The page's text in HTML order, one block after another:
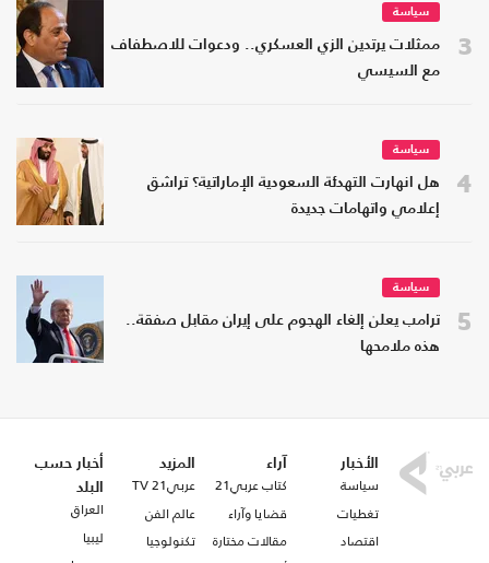
3
سياسة
ممثلات يرتدين الزي العسكري.. ودعوات للاصطفاف
مع السيسي
4
سياسة
هل انهارت التهدئة السعودية الإماراتية؟ تراشق
إعلامي واتهامات جديدة
5
سياسة
ترامب يعلن إلغاء الهجوم على إيران مقابل صفقة..
هذه ملامحها
الأخبار
سياسة
تغطيات
اقتصاد
آراء
كتاب عربي21
قضايا وآراء
مقالات مختارة
المزيد
عربي21 TV
عالم الفن
تكنولوجيا
أخبار حسب
البلد
العراق
ليبيا